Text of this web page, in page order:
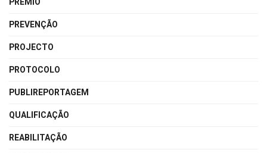
PREVENÇÃO
PROJECTO
PROTOCOLO
PUBLIREPORTAGEM
QUALIFICAÇÃO
REABILITAÇÃO